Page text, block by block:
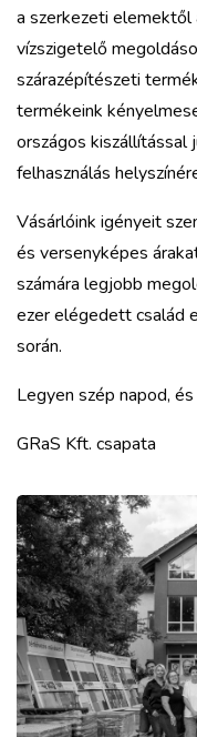
a szerkezeti
vízszigetelő
szárazépítészeti
termékeink
országos kiszállítással
felhasználás
Vásárlóink igényeit
és versenyképes
számára legjobb
ezer elégedett család
során.
Legyen szép napod,
GRaS Kft. csapata